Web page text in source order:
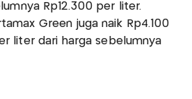
Rp12.300 per liter.
Green juga naik Rp4.100
liter dari harga sebelumnya